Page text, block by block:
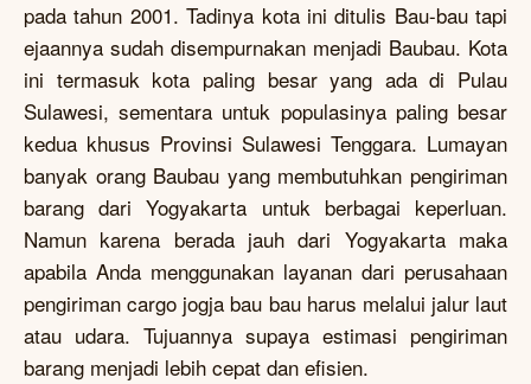
pada tahun 2001. Tadinya kota ini ditulis Bau-bau tapi
ejaannya sudah disempurnakan menjadi Baubau. Kota
ini termasuk kota paling besar yang ada di Pulau
Sulawesi, sementara untuk populasinya paling besar
kedua khusus Provinsi Sulawesi Tenggara. Lumayan
banyak orang Baubau yang membutuhkan pengiriman
barang dari Yogyakarta untuk berbagai keperluan.
Namun karena berada jauh dari Yogyakarta maka
apabila Anda menggunakan layanan dari perusahaan
pengiriman cargo jogja bau bau harus melalui jalur laut
atau udara. Tujuannya supaya estimasi pengiriman
barang menjadi lebih cepat dan efisien.